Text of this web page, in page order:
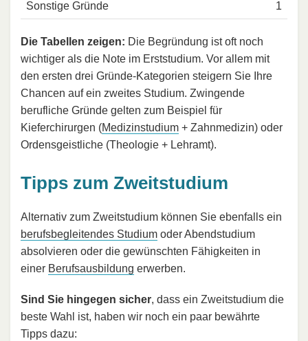
Sonstige Gründe 1
Die Tabellen zeigen: Die Begründung ist oft noch
wichtiger als die Note im Erststudium. Vor allem mit
den ersten drei Gründe-Kategorien steigern Sie Ihre
Chancen auf ein zweites Studium. Zwingende
berufliche Gründe gelten zum Beispiel für
Kieferchirurgen (Medizinstudium + Zahnmedizin) oder
Ordensgeistliche (Theologie + Lehramt).
Tipps zum Zweitstudium
Alternativ zum Zweitstudium können Sie ebenfalls ein
berufsbegleitendes Studium oder Abendstudium
absolvieren oder die gewünschten Fähigkeiten in
einer Berufsausbildung erwerben.
Sind Sie hingegen sicher, dass ein Zweitstudium die
beste Wahl ist, haben wir noch ein paar bewährte
Tipps dazu: